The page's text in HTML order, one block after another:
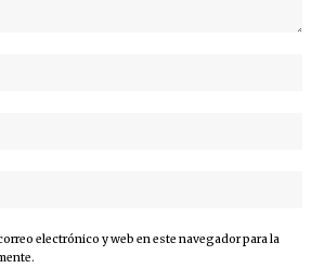
electrónico y web en este navegador para la